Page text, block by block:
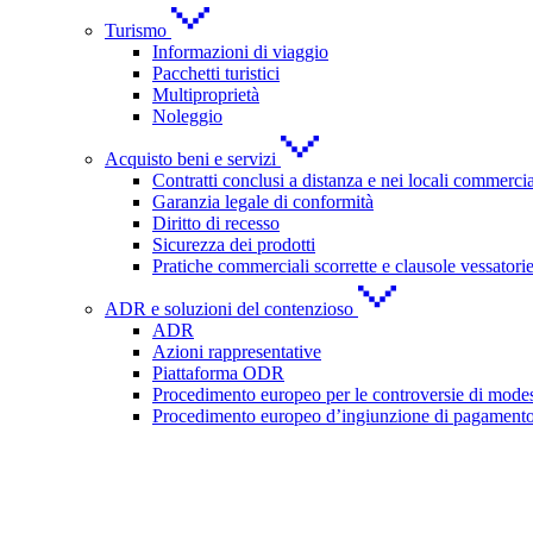
Turismo
Informazioni di viaggio
Pacchetti turistici
Multiproprietà
Noleggio
Acquisto beni e servizi
Contratti conclusi a distanza e nei locali
Garanzia legale di conformità
Diritto di recesso
Sicurezza dei prodotti
Pratiche commerciali scorrette e clausole vessatorie
ADR e soluzioni del contenzioso
ADR
Azioni rappresentative
Piattaforma ODR
Procedimento europeo per le controversie di
Procedimento europeo d’ingiunzione di